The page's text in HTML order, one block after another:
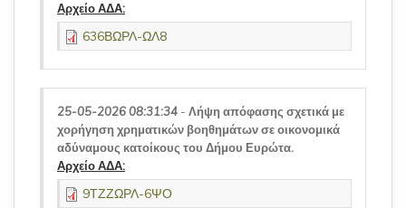
Αρχείο ΑΔΑ:
636ΒΩΡΛ-ΩΛ8
25-05-2026 08:31:34 - Λήψη απόφασης σχετικά με
χορήγηση χρηματικών βοηθημάτων σε οικονομικά
αδύναμους κατοίκους του Δήμου Ευρώτα.
Αρχείο ΑΔΑ:
9ΤΖΖΩΡΛ-6ΨΟ